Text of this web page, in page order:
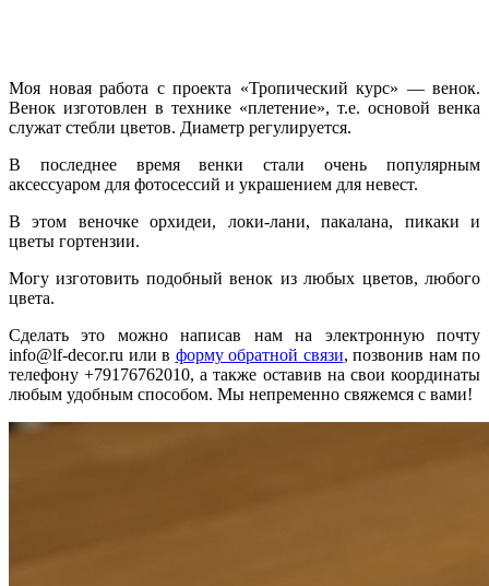
Моя новая работа с проекта «Тропический курс» — венок.
Венок изготовлен в технике «плетение», т.е. основой венка
служат стебли цветов. Диаметр регулируется.
В последнее время венки стали очень популярным
аксессуаром для фотосессий и украшением для невест.
В этом веночке орхидеи, локи-лани, пакалана, пикаки и
цветы гортензии.
Могу изготовить подобный венок из любых цветов, любого
цвета.
Сделать это можно написав нам на электронную почту
info@lf-decor.ru или в форму обратной связи, позвонив нам по
телефону +79176762010, а также оставив на свои координаты
любым удобным способом. Мы непременно свяжемся с вами!